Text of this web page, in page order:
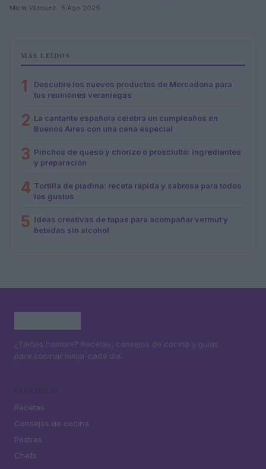
María Vázquez · 5 Ago 2026
MÁS LEÍDOS
1
Descubre los nuevos productos de Mercadona para
tus reuniones veraniegas
2 La cantante española celebra un cumpleaños en
Buenos Aires con una cena especial
3 Pinchos de queso y chorizo o prosciutto: ingredientes
y preparación
4 Tortilla de piadina: receta rápida y sabrosa para todos
los gustos
5 Ideas creativas de tapas para acompañar vermut y
bebidas sin alcohol
¿Tienes hambre? Recetas, consejos de cocina y guías
para cocinar mejor cada día.
Recetas
Consejos de cocina
Postres
Chefs